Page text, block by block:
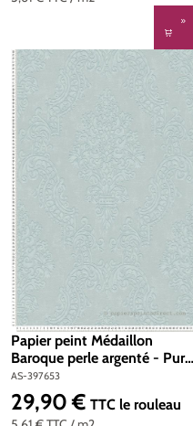
Papier peint Médaillon
Baroque perle argenté - Pure
Elegance d'A.S. Création | Réf.
AS-397653
AS-397653
Prix régulier :
29,90 € TTC le rouleau